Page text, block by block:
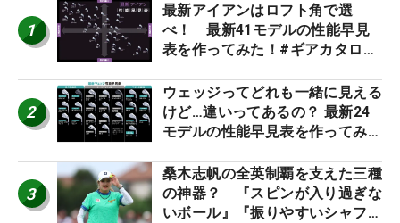
1
最新アイアンはロフト角で選
べ！ 最新41モデルの性能早見
表を作ってみた！#ギアカタログ
2
ウェッジってどれも一緒に見える
けど…違いってあるの？ 最新24
モデルの性能早見表を作ってみ
3
桑木志帆の全英制覇を支えた三種
の神器？ 『スピンが入り過ぎな
いボール』『振りやすいシャフ